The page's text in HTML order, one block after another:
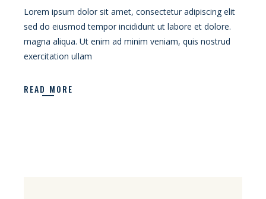
Lorem ipsum dolor sit amet, consectetur adipiscing elit
sed do eiusmod tempor incididunt ut labore et dolore.
magna aliqua. Ut enim ad minim veniam, quis nostrud
exercitation ullam
READ MORE